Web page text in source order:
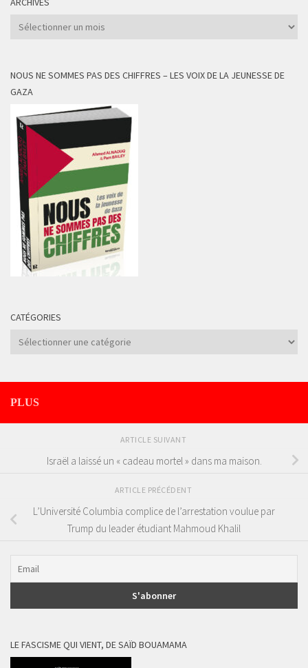
Archives
NOUS NE SOMMES PAS DES CHIFFRES – LES VOIX DE LA JEUNESSE DE
GAZA
CATÉGORIES
Catégories
PLUS
ARTICLE SUIVANT
Israël a laissé un « cadeau mortel » dans ma maison.
ARTICLE PRÉCÉDENT
L’Université Columbia complice de l’arrestation voulue par
Trump du leader étudiant Mahmoud Khalil
LE FASCISME QUI VIENT, DE SAÏD BOUAMAMA